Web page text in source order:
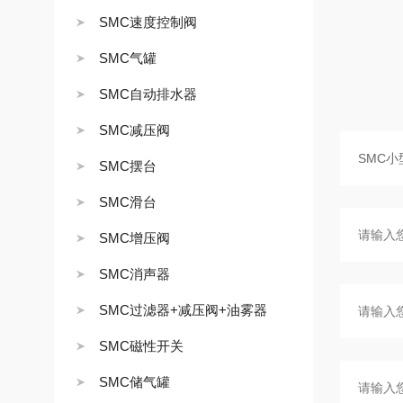
SMC速度控制阀
SMC气罐
SMC自动排水器
SMC减压阀
SMC摆台
SMC滑台
SMC增压阀
SMC消声器
SMC过滤器+减压阀+油雾器
SMC磁性开关
SMC储气罐